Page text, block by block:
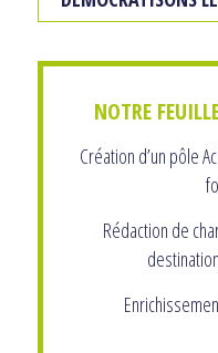
NOTRE
Création d’un pôle
Rédaction de